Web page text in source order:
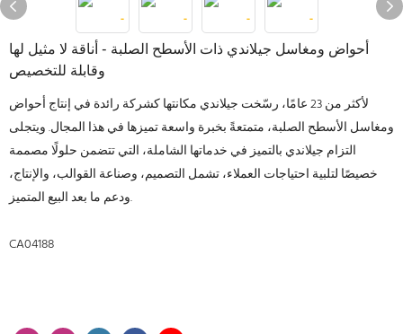
أحواض ومغاسل جيلاندي ذات الأسطح الصلبة - أناقة لا مثيل لها
وقابلة للتخصيص
لأكثر من 23 عامًا، رسّخت جيلاندي مكانتها كشركة رائدة في إنتاج أحواض
ومغاسل الأسطح الصلبة، متمتعةً بخبرة واسعة تميزها في هذا المجال. ويتجلى
التزام جيلاندي بالتميز في خدماتها الشاملة، التي تتضمن حلولًا مصممة
خصيصًا لتلبية احتياجات العملاء، تشمل التصميم، وصناعة القوالب، والإنتاج،
ودعم ما بعد البيع المتميز.
CA04188